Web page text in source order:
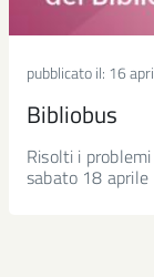
pubblicato il: 16
Bibliobus
Risolti i
sabato 18 aprile